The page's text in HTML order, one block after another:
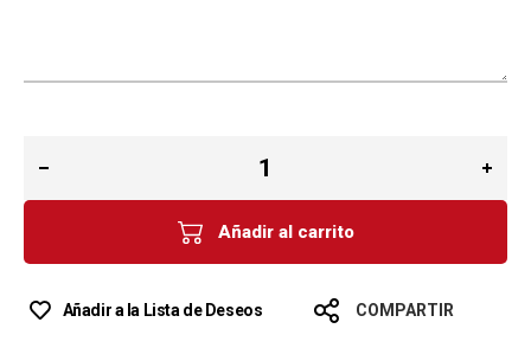
Añadir al carrito
Añadir a la Lista de Deseos COMPARTIR